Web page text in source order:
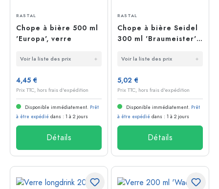
RASTAL
Chope à bière 500 ml
'Europa', verre
Voir la liste des prix
4,45 €
Prix TTC, hors frais d'expédition
Disponible immédiatement. Prêt
à être expédié dans : 1 à 2 jours
Détails
RASTAL
Chope à bière Seidel
300 ml 'Braumeister',
Voir la liste des prix
5,02 €
Prix TTC, hors frais d'expédition
Disponible immédiatement. Prêt
à être expédié dans : 1 à 2 jours
Détails